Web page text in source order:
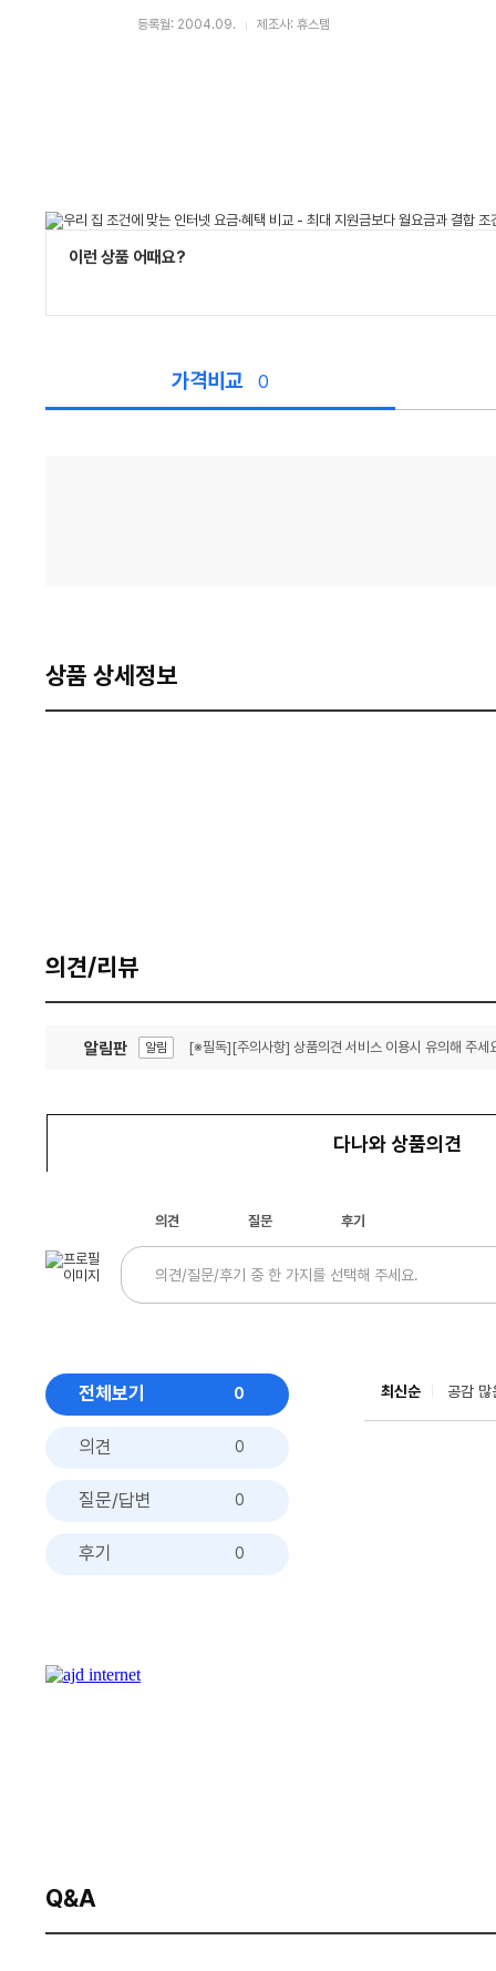
등록월: 2004.09. 제조사: 휴스템
이런 상품 어때요?
가격비교 0
상품 상세정보
의견/리뷰
알림판 알림 [※필독][주의사항] 상품의견 서비스 이용시 유의해 주세
다나와 상품의견
의견 질문 후기
전체보기 0
의견 0
질문/답변 0
후기 0
최신순 공감 많
Q&A